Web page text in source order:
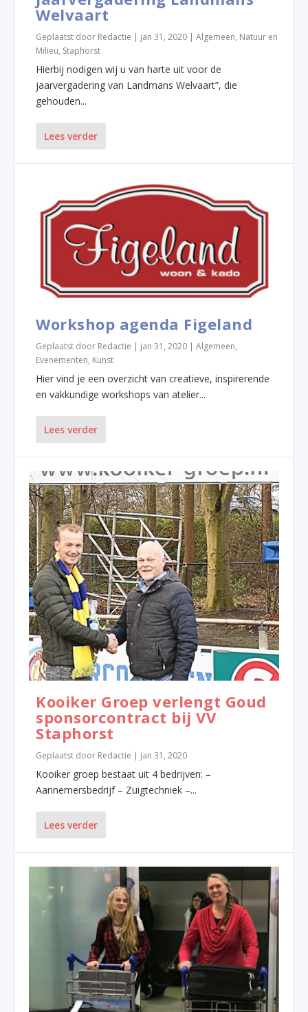
Welvaart
Geplaatst door Redactie | jan 31, 2020 |Algemeen, Natuur en
Milieu, Staphorst
Hierbij nodigen wij u van harte uit voor de
jaarvergadering van Landmans Welvaart”, die
gehouden...
Lees verder
Workshop agenda Figeland
Geplaatst door Redactie jan 31, 2020 |Algemeen,
Evenementen, Kunst
Hier vind je een overzicht van creatieve, inspirerende
en vakkundige workshops van atelier...
Lees verder
Kooiker Groep verlengt Goud
sponsorcontract bij VV
Staphorst
Geplaatst door Redactie | jan 31, 2020
Kooiker groep bestaat uit 4 bedrijven: –
Aannemersbedrijf – Zuigtechniek –...
Lees verder